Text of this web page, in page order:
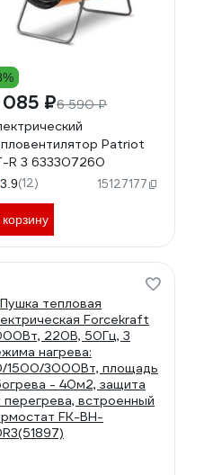
₽6 590 ₽
Patriot
R 3 633307260
3.9(12) 15127177